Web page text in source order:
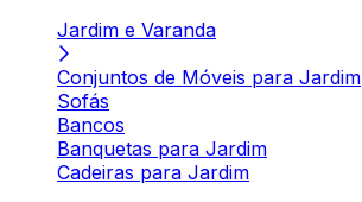
Jardim e Varanda
Conjuntos de Móveis para Jardim
Sofás
Bancos
Banquetas para Jardim
Cadeiras para Jardim